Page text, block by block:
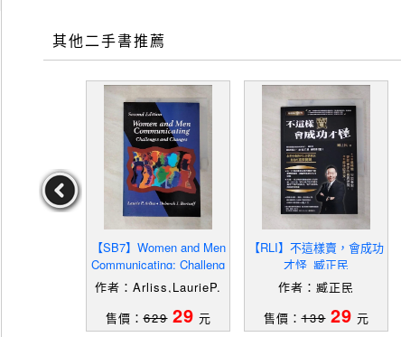
其他二手書推薦
工作說話
位，節省
遷機會的
野充茂, 白
茂,白壁瑩
【SB7】Women and Men
Communicating: Challeng
es and Changes_Arliss, L
作者：Arliss,LaurieP.
hJ./Arliss,LaurieP./Bo
售價：629 29 元
【RLI】不這樣賣，會成功
才怪_臧正民
作者：臧正民
售價：139 29 元